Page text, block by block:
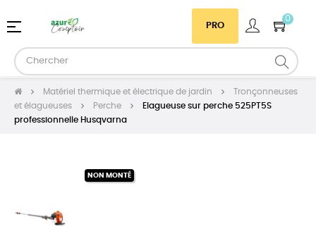
PRO
0
Basculer
navigation
☰
Matériel thermique et électrique de jardin
Tronçonneuses
et élagueuses
Perche
Elagueuse sur perche 525PT5S
professionnelle Husqvarna
NON MONTÉ